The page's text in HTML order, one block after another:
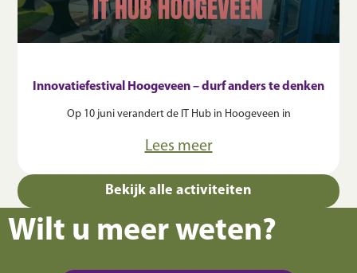
Innovatiefestival Hoogeveen – durf anders te denken
Op 10 juni verandert de IT Hub in Hoogeveen in
Lees meer
Bekijk alle activiteiten
Wilt u meer weten?